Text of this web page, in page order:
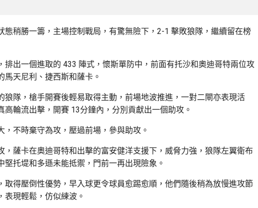
態稍勝一籌，主場控制戰局，有驚無險下，2-1 擊敗狼隊，繼續留在榜
排出一個進取的 433 陣式，懷斯單防中，前面有托沙和奧迪哥特兩位攻
馬天尼利、捷西斯和薩卡。
狼隊，槍手開賽後輕易取得主動，前場地波推進，一對二閘亦表現活
高輪流出擊，開賽 13分鐘內，分別貢獻出一個助攻。
，不時棄守為攻，壓過前場，參與助攻。
，薩卡在奧迪哥特和出擊的富安健洋支援下，威脅力強，狼隊左翼衛布
堅托堤和多遜未能抵禦，門前一再出現險象。
取得壓倒性優勢，早入球更令球員愈踢愈順，他們隨後稍為放慢進攻節
表現輕鬆，仿似練波。